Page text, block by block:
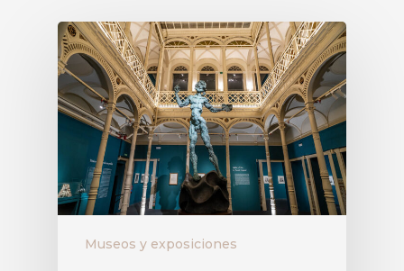
Museos y exposiciones